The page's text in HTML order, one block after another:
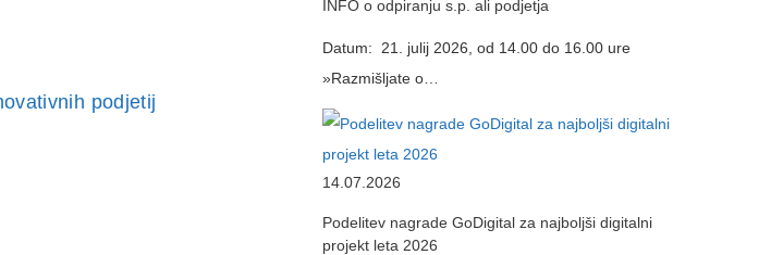
podjetij
INFO o odpiranju s.p. ali podjetja
Datum: 21. julij 2026, od 14.00 do 16.00 ure
»Razmišljate o…
14.07.2026
Podelitev nagrade GoDigital za najboljši digitalni
projekt leta 2026